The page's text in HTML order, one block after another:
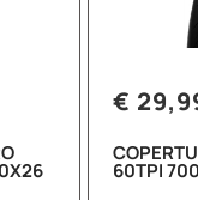
€
60TPI